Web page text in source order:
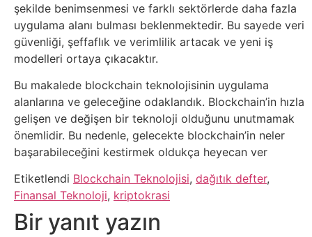
şekilde benimsenmesi ve farklı sektörlerde daha fazla
uygulama alanı bulması beklenmektedir. Bu sayede veri
güvenliği, şeffaflık ve verimlilik artacak ve yeni iş
modelleri ortaya çıkacaktır.
Bu makalede blockchain teknolojisinin uygulama
alanlarına ve geleceğine odaklandık. Blockchain’in hızla
gelişen ve değişen bir teknoloji olduğunu unutmamak
önemlidir. Bu nedenle, gelecekte blockchain’in neler
başarabileceğini kestirmek oldukça heyecan ver
Etiketlendi Blockchain Teknolojisi, dağıtık defter,
Finansal Teknoloji, kriptokrasi
Bir yanıt yazın